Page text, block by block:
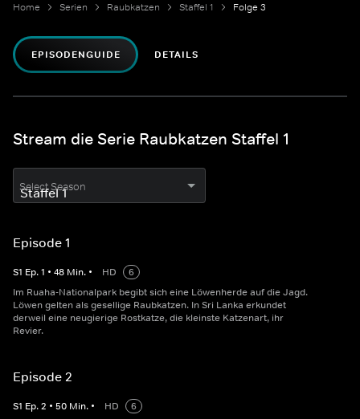
Home Serien Raubkatzen Staffel 1 Folge 3
EPISODENGUIDE DETAILS
Stream die Serie Raubkatzen Staffel 1
Select Season
Episode 1
S1 Ep.1 • 48 Min. • HD
6
Im Ruaha-Nationalpark begibt sich eine Löwenherde auf die Jagd.
Löwen gelten als gesellige Raubkatzen. In Sri Lanka erkundet
derweil eine neugierige Rostkatze, die kleinste Katzenart, ihr
Revier.
Episode 2
S1 Ep.2 • 50 Min. • HD
6